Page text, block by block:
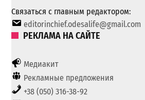
Связаться с главным редактором:
editorinchief.odesalife@gmail.com
РЕКЛАМА НА САЙТЕ
Медиакит
Рекламные предложения
+38 (050) 316-38-92